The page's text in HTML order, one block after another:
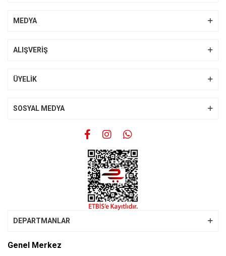
Ürün resmi kalitesiz, bozuk veya görüntülenemiyor.
Ürün bilgilerinde hatalar bulunuyor.
Gönder
MEDYA
ALIŞVERİŞ
ÜYELİK
SOSYAL MEDYA
DEPARTMANLAR
Genel Merkez